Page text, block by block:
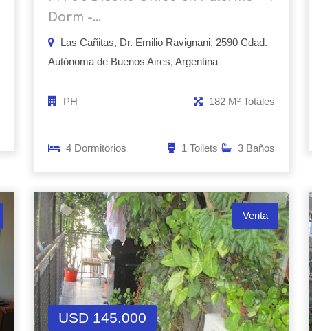
Dorm -...
Las Cañitas, Dr. Emilio Ravignani, 2590 Cdad.
Autónoma de Buenos Aires, Argentina
PH 182 M² Totales
4 Dormitorios 3 Baños
1 Toilets
Venta
USD 145.000